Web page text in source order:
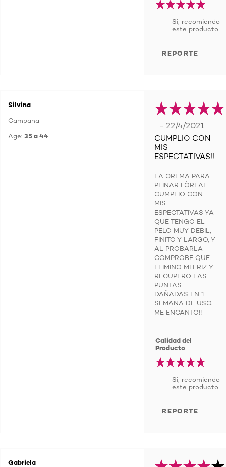
Si, recomiendo
este producto
REPORTE
Silvina
Campana
Age: 35 a 44
- 22/4/2021
CUMPLIO CON
MIS
ESPECTATIVAS!!
LA CREMA PARA
PEINAR LÒREAL
CUMPLIO CON
MIS
ESPECTATIVAS YA
QUE TENGO EL
PELO MUY DEBIL,
FINITO Y LARGO, Y
AL PROBARLA
COMPROBE QUE
ELIMINO MI FRIZ Y
RECUPERO LAS
PUNTAS
DAÑADAS EN 1
SEMANA DE USO.
ME ENCANTO!!
Calidad del
Producto
Si, recomiendo
este producto
REPORTE
Gabriela